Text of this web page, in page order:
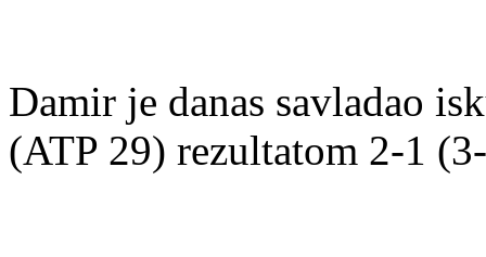
Damir je danas savladao
(ATP 29) rezultatom 2-1